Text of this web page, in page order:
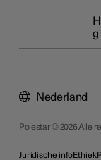
g
Polestar © 2026 Alle
Juridische infoEthiek
Nederland